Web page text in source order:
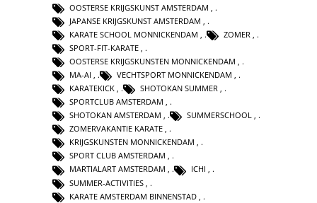
OOSTERSE KRIJGSKUNST AMSTERDAM
JAPANSE KRIJGSKUNST AMSTERDAM
KARATE SCHOOL MONNICKENDAM
ZOMER
SPORT-FIT-KARATE
OOSTERSE KRIJGSKUNSTEN MONNICKENDAM
MA-AI , VECHTSPORT MONNICKENDAM ,
KARATEKICK , SHOTOKAN SUMMER ,
SPORTCLUB AMSTERDAM ,
SHOTOKAN AMSTERDAM , SUMMERSCHOOL ,
ZOMERVAKANTIE KARATE ,
KRIJGSKUNSTEN MONNICKENDAM ,
SPORT CLUB AMSTERDAM ,
MARTIALART AMSTERDAM , ICHI ,
SUMMER-ACTIVITIES
KARATE AMSTERDAM BINNENSTAD